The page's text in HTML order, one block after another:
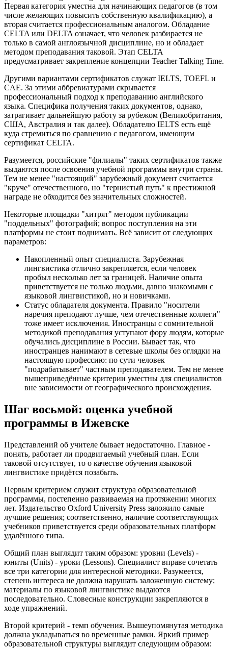
Первая категория уместна для начинающих педагогов (в том
числе желающих повысить собственную квалификацию), а
вторая считается профессиональным аналогом. Обладание
CELTA или DELTA означает, что человек разбирается не
только в самой англоязычной дисциплине, но и обладает
методом преподавания таковой. Этап CELTA
предусматривает закрепление концепции Teacher Talking Time.
Другими вариантами сертификатов служат IELTS, TOEFL и
CAE. За этими аббревиатурами скрывается
профессиональный подход к преподаванию английского
языка. Специфика получения таких документов, однако,
затрагивает дальнейшую работу за рубежом (Великобритания,
США, Австралия и так далее). Обладателю IELTS есть ещё
куда стремиться по сравнению с педагогом, имеющим
сертификат CELTA.
Разумеется, российские "филиалы" таких сертификатов также
выдаются после освоения учебной программы внутри страны.
Тем не менее "настоящий" зарубежный документ считается
"круче" отечественного, но "тернистый путь" к престижной
награде не обходится без значительных сложностей.
Некоторые площадки "хитрят" методом публикации
"поддельных" фотографий; вопрос поступления на эти
платформы не стоит поднимать. Всё зависит от следующих
параметров:
Накопленный опыт специалиста. Зарубежная
лингвистика отлично закрепляется, если человек
пробыл несколько лет за границей. Наличие опыта
приветствуется не только людьми, давно знакомыми с
языковой лингвистикой, но и новичками.
Статус обладателя документа. Правило "носители
наречия преподают лучше, чем отечественные коллеги"
тоже имеет исключения. Иностранцы с сомнительной
методикой преподавания уступают фору людям, которые
обучались дисциплине в России. Бывает так, что
иностранцев нанимают в сетевые школы без оглядки на
настоящую профессию: по сути человек
"подрабатывает" частным преподавателем. Тем не менее
вышеприведённые критерии уместны для специалистов
вне зависимости от географического происхождения.
Шаг восьмой: оценка учебной
программы в Ижевске
Представлений об учителе бывает недостаточно. Главное -
понять, работает ли продвигаемый учебный план. Если
таковой отсутствует, то о качестве обучения языковой
лингвистике придётся позабыть.
Первым критерием служит структура образовательной
программы, постепенно развиваемая на протяжении многих
лет. Издательство Oxford University Press заложило самые
лучшие решения; соответственно, наличие соответствующих
учебников приветствуется среди образовательных платформ
удалённого типа.
Общий план выглядит таким образом: уровни (Levels) -
юниты (Units) - уроки (Lessons). Специалист вправе сочетать
все три категории для интересной методики. Разумеется,
степень интереса не должна нарушать заложенную систему;
материалы по языковой лингвистике выдаются
последовательно. Словесные конструкции закрепляются в
ходе упражнений.
Второй критерий - темп обучения. Вышеупомянутая методика
должна укладываться во временные рамки. Яркий пример
образовательной структуры выглядит следующим образом: